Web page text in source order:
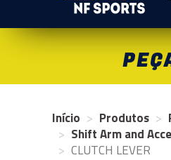
Início Produtos
Shift Arm and
CLUTCH LEVER